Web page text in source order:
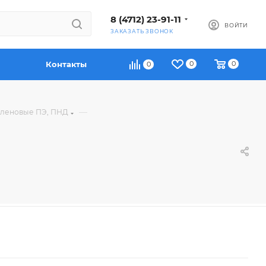
8 (4712) 23-91-11
ЗАКАЗАТЬ ЗВОНОК
ВОЙТИ
0 0 0
Контакты
ПЭ, ПНД —